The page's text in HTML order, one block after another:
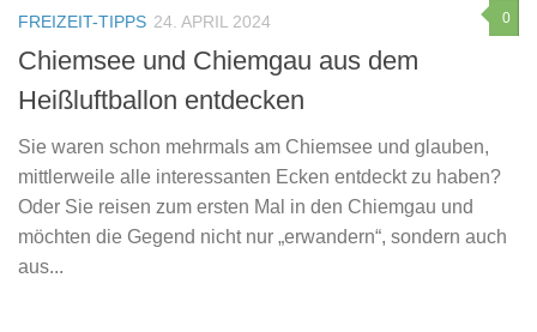
0
FREIZEIT-TIPPS 24. APRIL 2024
Chiemsee und Chiemgau aus dem
Heißluftballon entdecken
Sie waren schon mehrmals am Chiemsee und glauben,
mittlerweile alle interessanten Ecken entdeckt zu haben?
Oder Sie reisen zum ersten Mal in den Chiemgau und
möchten die Gegend nicht nur „erwandern“, sondern auch
aus...